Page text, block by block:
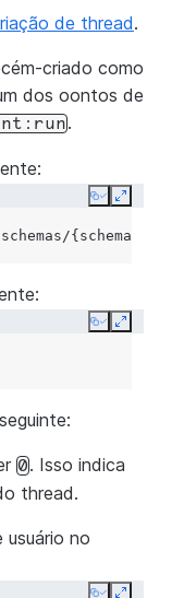
de thread.
criado como
dos oontos de
.
CopyExpand
CopyExpand
0. Isso indica
thread.
usuário no